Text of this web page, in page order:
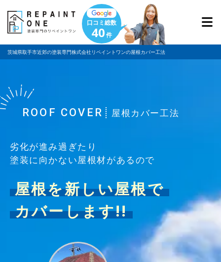
口コミ総数
40 件
茨城県取手市近郊の塗装専門株式会社リペイントワンの屋根カバー工法
ROOF COVER 屋根カバー工法
劣化が進み過ぎたり
塗装に向かない屋根材があるので
屋根を新しい屋根で
カバーします!!